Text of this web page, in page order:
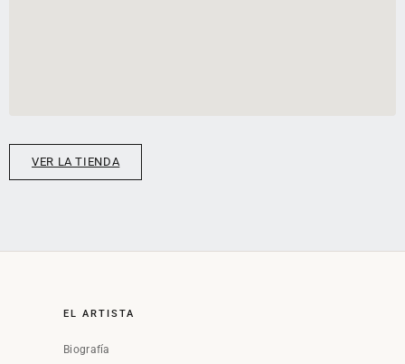
VER LA TIENDA
EL ARTISTA
Biografía